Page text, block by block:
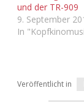
und der TR-909
9. September
In
Veröffentlicht in